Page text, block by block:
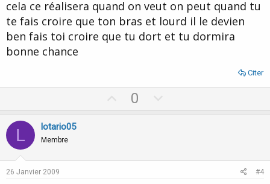
cela ce réalisera quand on veut on peut quand tu
te fais croire que ton bras et lourd il le devien
ben fais toi croire que tu dort et tu dormira
bonne chance
Citer
p
0
o
L lotario05
Membre
26 Janvier 2009 #4